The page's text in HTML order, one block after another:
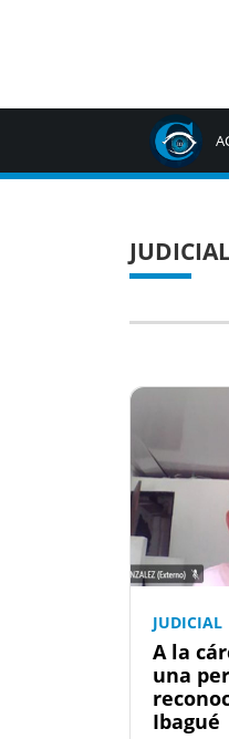
JUDICIAL
A la
una
Ibagué